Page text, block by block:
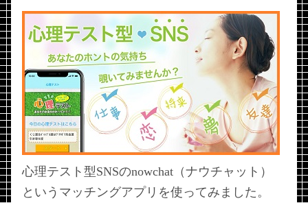
心理テスト型SNSのnowchat（ナウチャット）
というマッチングアプリを使ってみました。